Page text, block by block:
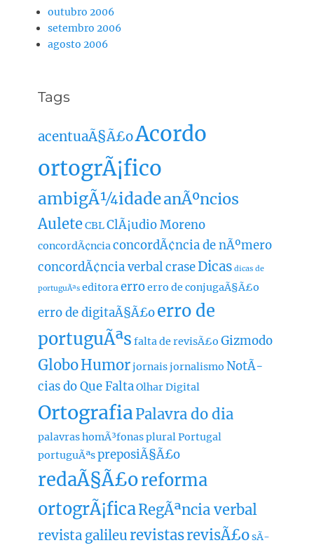
outubro 2006
setembro 2006
agosto 2006
Tags
acentuaÃ§Ã£oAcordo
ortogrÃ¡fico
ambigÃ¼idadeanÃºncios
AuleteCBLClÃ¡udio Moreno
concordÃ¢nciaconcordÃ¢ncia de nÃºmero
concordÃ¢ncia verbalcraseDicas dicas de
portuguÃªs editoraerroerro de conjugaÃ§Ã£o
erro de digitaÃ§Ã£oerro de
portuguÃªs falta de revisÃ£o Gizmodo
GloboHumorjornaisjornalismo NotÃ­
cias do Que FaltaOlhar Digital
OrtografiaPalavra do dia
palavras homÃ³fonaspluralPortugal
portuguÃªspreposiÃ§Ã£o
redaÃ§Ã£oreforma
ortogrÃ¡ficaRegÃªncia verbal
revista galileurevistasrevisÃ£osÃ­